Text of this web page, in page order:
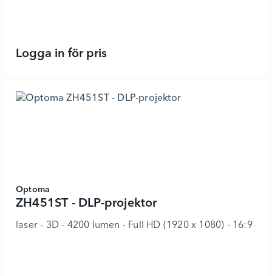
Logga in för prisDLP-projektor DH278 FullHD -
Optoma
ZH451ST - DLP-projektor
laser - 3D - 4200 lumen - Full HD (1920 x 1080) - 16:9 -